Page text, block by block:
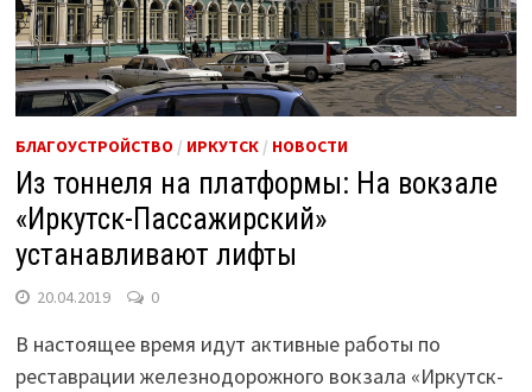
БЛАГОУСТРОЙСТВО / ИРКУТСК/ НОВОСТИ
Из тоннеля на платформы: На вокзале
«Иркутск-Пассажирский»
устанавливают лифты
20.04.2019 0
В настоящее время идут активные работы по
реставрации железнодорожного вокзала «Иркутск-